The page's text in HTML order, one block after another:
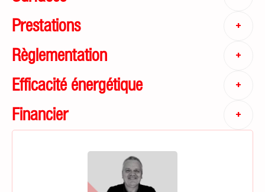
Prestations +
Règlementation +
Efficacité énergétique +
Financier +